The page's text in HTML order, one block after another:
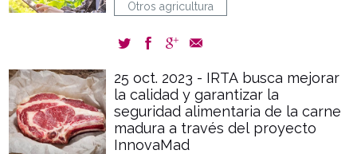
Otros agricultura
25 oct. 2023 - IRTA busca mejorar
la calidad y garantizar la
seguridad alimentaria de la carne
madura a través del proyecto
InnovaMad